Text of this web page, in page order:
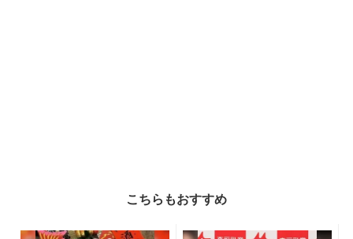
こちらもおすすめ